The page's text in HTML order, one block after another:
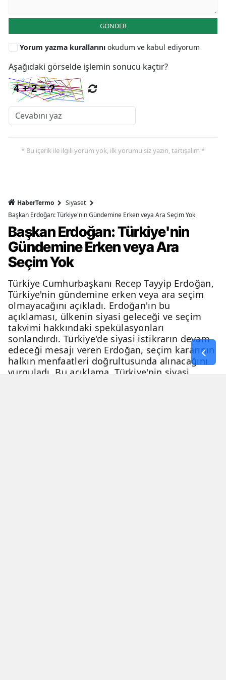
GÖNDER
Yorum yazma kurallarını okudum ve kabul ediyorum
Aşağıdaki görselde işlemin sonucu kaçtır?
* Bu içerik ile ilgili yorum yok, ilk yorumu siz yazın, tartışalım *
HaberTermo
Siyaset
Başkan Erdoğan: Türkiye'nin Gündemine Erken veya Ara Seçim Yok
Başkan Erdoğan: Türkiye'nin
Gündemine Erken veya Ara
Seçim Yok
Türkiye Cumhurbaşkanı Recep Tayyip Erdoğan,
Türkiye'nin gündemine erken veya ara seçim
olmayacağını açıkladı. Erdoğan'ın bu
açıklaması, ülkenin siyasi geleceği ve seçim
takvimi hakkındaki spekülasyonları
sonlandırdı. Türkiye'de siyasi istikrarın devam
edeceği mesajı veren Erdoğan, seçim kararının
halkın menfaatleri doğrultusunda alınacağını
vurguladı. Bu açıklama, Türkiye'nin siyasi